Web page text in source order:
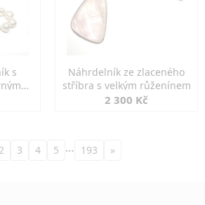
s
Náhrdelník ze zlaceného
stříbra s velkým růženínem
2 300 Kč
2 3 4 5 … 193 »